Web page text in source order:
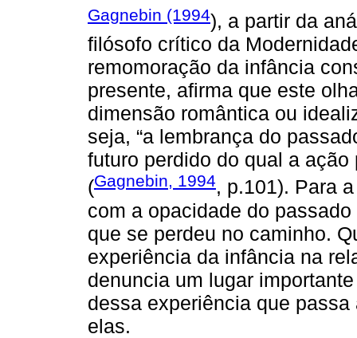
Gagnebin (1994), a partir da
filósofo crítico da
remomoração da infância
presente, afirma que este
dimensão romântica ou
seja, “a lembrança do
futuro perdido do qual a
(Gagnebin, 1994, p.101). Para
com a opacidade do
que se perdeu no caminho.
experiência da infância na
denuncia um lugar
dessa experiência que
elas.